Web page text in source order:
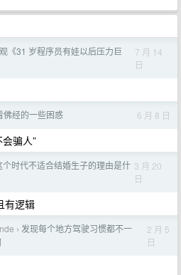
观《31 岁程序员有娃以后压力巨
7 月 14
日
佛经的一些困惑 6 月 8 日
骗人”
个时代不适合结婚生子的理由是什 3 月 20
日
有逻辑
› 发现每个地方驾驶习惯都不一
2 月 5
日